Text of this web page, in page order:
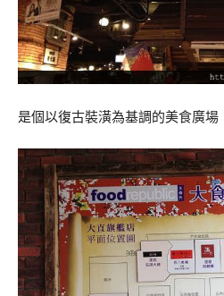
是個以復古裝潢為基調的美食廣場